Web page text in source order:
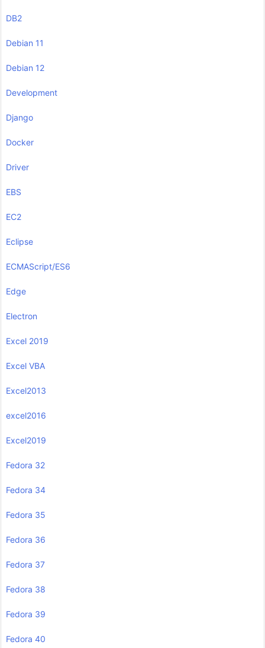
DB2
Debian 11
Debian 12
Development
Django
Docker
Driver
EBS
EC2
Eclipse
ECMAScript/ES6
Edge
Electron
Excel 2019
Excel VBA
Excel2013
excel2016
Excel2019
Fedora 32
Fedora 34
Fedora 35
Fedora 36
Fedora 37
Fedora 38
Fedora 39
Fedora 40